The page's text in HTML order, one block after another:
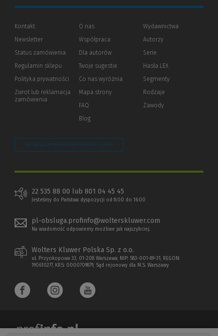
Kontakt
Newsletter
Status zamówienia
Regulamin sklepu
Polityka prywatności (Nowe
(Link
innej
Zwrot lub reklamacja
zamówienia
O nas
Współpraca
Dla autorów(Nowe
(Link
innej
Twoje sugestie
Co nas wyróżnia
Mapa strony
FAQ
Blog
Wydawnictwa
Autorzy
Serie
Hasła LEX
Segmenty
Rodzaje
Zawody
Zarządzaj preferencjami plików cookie
22 535 88 00 lub 801 04 45 45
Jesteśmy do Państwa dyspozycji od 8:00 do 16:00
pl-obsluga.profinfo@wolterskluwer.com
Na wiadomość odpowiemy możliwe jak najszybciej.
Wolters Kluwer Polska Sp. z o.o.
ul. Przyokopowa 33, 01-208 Warszawa; NIP: 583-001-89-31, REGON:
190610277, KRS: 0000709879, Sąd rejonowy dla M.S. Warszawy